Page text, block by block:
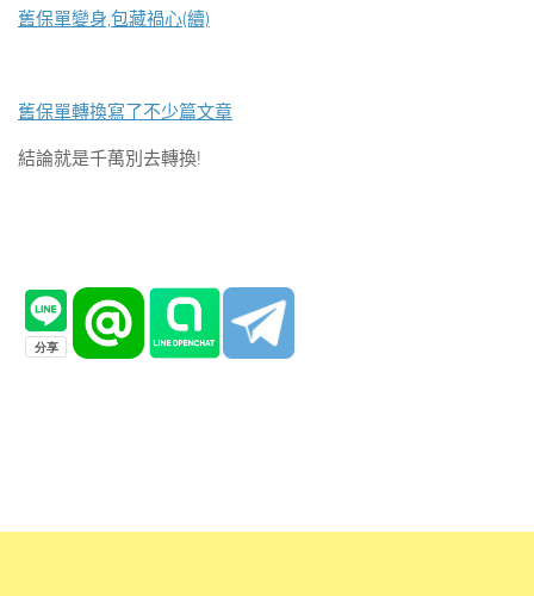
舊保單變身,包藏禍心(續)
舊保單轉換寫了不少篇文章
結論就是千萬別去轉換!